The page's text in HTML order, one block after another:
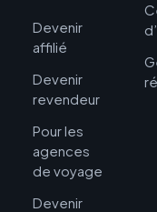
Devenir
affilié
Devenir
revendeur
Pour les
agences
de voyage
Devenir